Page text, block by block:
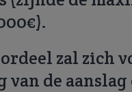
zal zich
de aanslag